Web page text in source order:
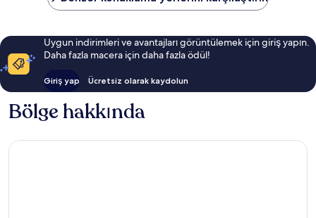
Uygun indirimleri ve avantajları görüntülemek için giriş yapın.
Daha fazla macera için daha fazla ödül!
Giriş yap Ücretsiz olarak kaydolun
Bölge hakkında